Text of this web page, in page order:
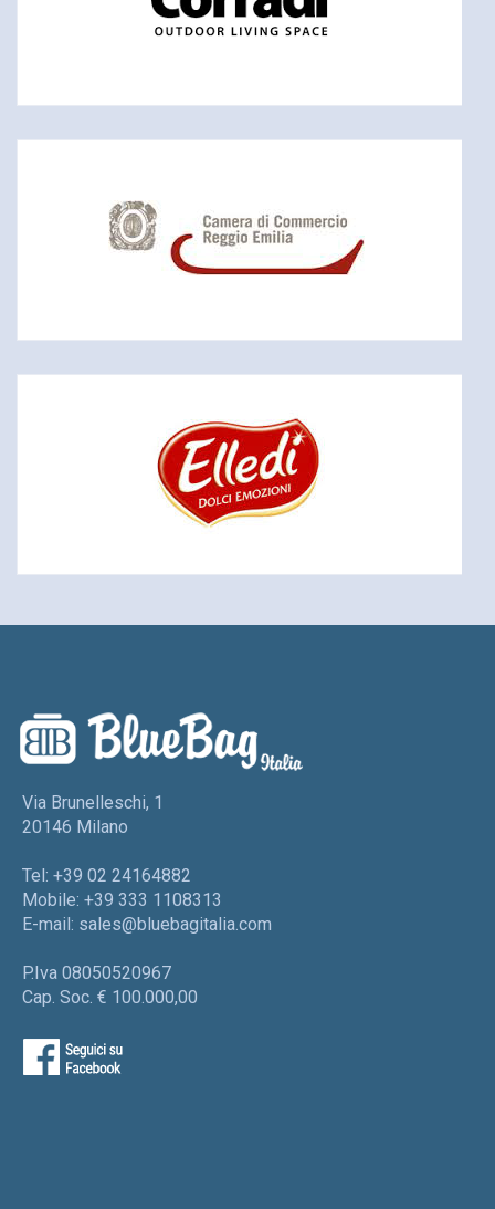
Via Brunelleschi, 1
20146 Milano
Tel: +39 02 24164882
Mobile: +39 333 1108313
E-mail: sales@bluebagitalia.com
P.Iva 08050520967
Cap. Soc. € 100.000,00